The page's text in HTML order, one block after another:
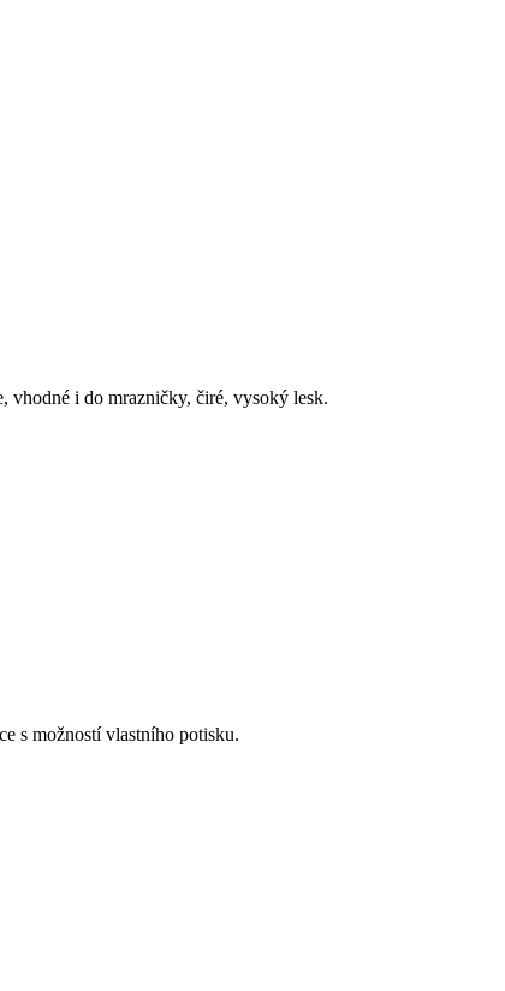
vhodné i do mrazničky, čiré, vysoký lesk.
s možností vlastního potisku.